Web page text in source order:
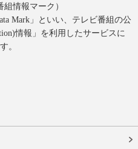
情報マーク）
Mark」といい、テレビ番組の公
情報」を利用したサービスに
。